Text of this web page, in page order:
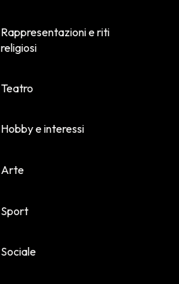
Rappresentazioni e riti
religiosi
Teatro
Hobby e interessi
Arte
Sport
Sociale